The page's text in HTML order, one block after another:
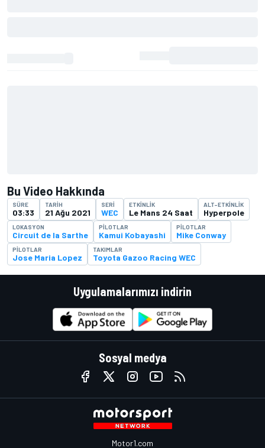
Bu Video Hakkında
SÜRE
03:33
TARIH
21 Ağu 2021
SERI
WEC
ETKINLIK
Le Mans 24 Saat
ALT-ETKINLIK
Hyperpole
LOKASYON
Circuit de la Sarthe
PILOTLAR
Kamui Kobayashi
PILOTLAR
Mike Conway
PILOTLAR
Jose Maria Lopez
TAKIMLAR
Toyota Gazoo Racing WEC
Uygulamalarımızı indirin
Sosyal medya
Motor1.com